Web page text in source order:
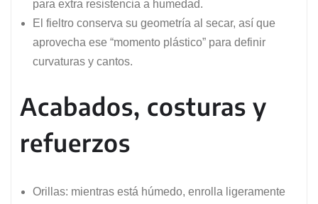
para extra resistencia a humedad.
El fieltro conserva su geometría al secar, así que
aprovecha ese “momento plástico” para definir
curvaturas y cantos.
Acabados, costuras y
refuerzos
Orillas: mientras está húmedo, enrolla ligeramente